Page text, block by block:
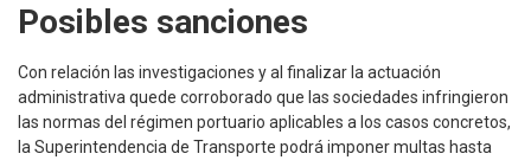
Posibles sanciones
Con relación las investigaciones y al finalizar la actuación
administrativa quede corroborado que las sociedades infringieron
las normas del régimen portuario aplicables a los casos concretos,
la Superintendencia de Transporte podrá imponer multas hasta